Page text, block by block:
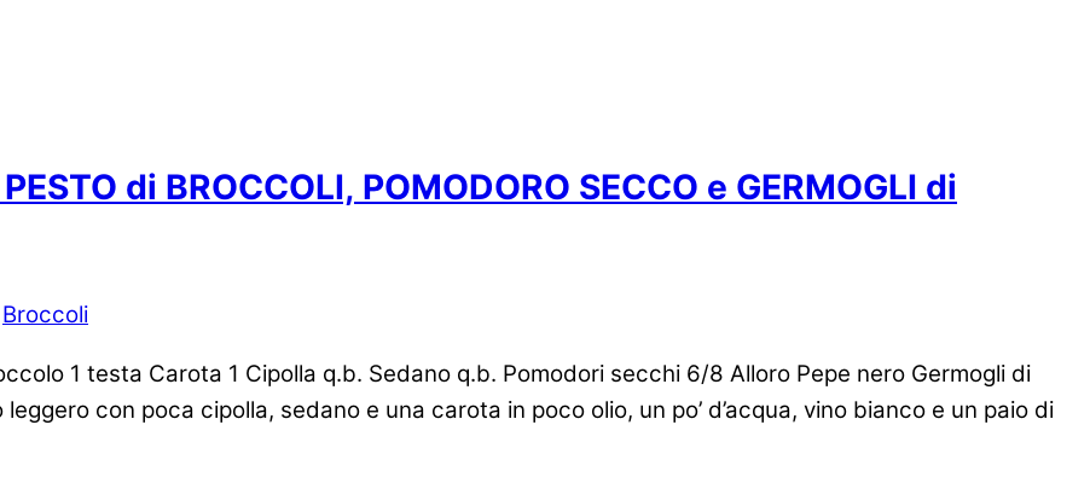
di BROCCOLI, POMODORO SECCO e GERMOGLI di
Broccoli
1 testa Carota 1 Cipolla q.b. Sedano q.b. Pomodori secchi 6/8 Alloro Pepe nero Germogli di
con poca cipolla, sedano e una carota in poco olio, un po’ d’acqua, vino bianco e un paio di